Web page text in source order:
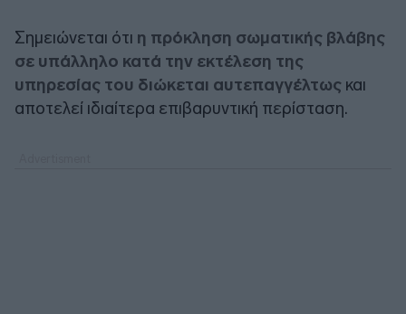
Σημειώνεται ότι η πρόκληση σωματικής βλάβης
σε υπάλληλο κατά την εκτέλεση της
υπηρεσίας του διώκεται αυτεπαγγέλτως και
αποτελεί ιδιαίτερα επιβαρυντική περίσταση.